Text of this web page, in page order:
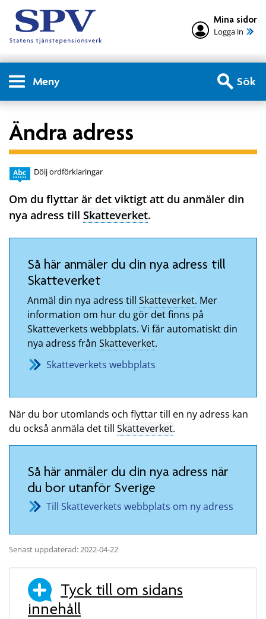
Mina sidor
Logga in
Meny Sök
Ändra adress
Dölj ordförklaringar
Om du flyttar är det viktigt att du anmäler din
nya adress till Skatteverket.
Så här anmäler du din nya adress till
Skatteverket
Anmäl din nya adress till Skatteverket. Mer
information om hur du gör det finns på
Skatteverkets webbplats. Vi får automatiskt din
nya adress från Skatteverket.
Skatteverkets webbplats
När du bor utomlands och flyttar till en ny adress kan
du också anmäla det till Skatteverket.
Så här anmäler du din nya adress när
du bor utanför Sverige
Till Skatteverkets webbplats om ny adress
Senast uppdaterad: 2022-04-22
Tyck till om sidans
innehåll